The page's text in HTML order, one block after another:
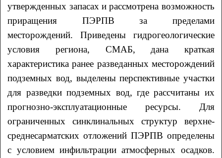
утвержденных запасах и рассмотрена возможность
приращения ПЭРПВ за пределами
месторождений. Приведены гидрогеологические
условия региона, СМАБ, дана краткая
характеристика ранее разведанных месторождений
подземных вод, выделены перспективные участки
для разведки подземных вод, где рассчитаны их
прогнозно-эксплуатационные ресурсы. Для
ограниченных синклинальных структур верхне-
среднесарматских отложений ПЭРПВ определены
с условием инфильтрации атмосферных осадков.